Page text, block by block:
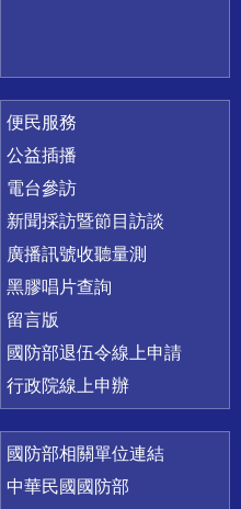
便民服務
公益插播
電台參訪
新聞採訪暨節目訪談
廣播訊號收聽量測
黑膠唱片查詢
留言版
國防部退伍令線上申請
行政院線上申辦
國防部相關單位連結
中華民國國防部